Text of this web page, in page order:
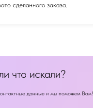
сделанного заказа.
что искали?
данные и мы поможем Вам!